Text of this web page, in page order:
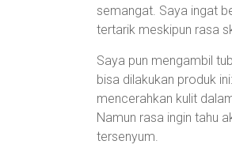
semangat. Saya ingat
tertarik meskipun rasa
Saya pun mengambil
bisa dilakukan produk
mencerahkan kulit
Namun rasa ingin tahu
tersenyum.